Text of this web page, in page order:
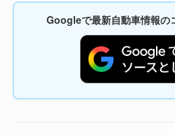
Googleで最新自動車情報の